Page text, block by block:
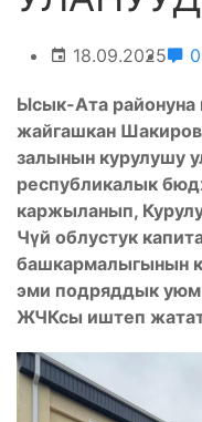
18.09.2025 0
Ысык-Ата
жайгашкан
залынын курулушу
республикалык
каржыланып,
Чүй облустук
башкармалыгынын
эми подряддык уюм
ЖЧКсы иштеп